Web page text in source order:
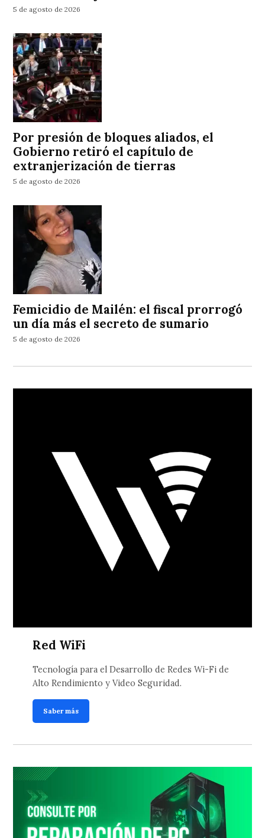
5 de agosto de 2026
Por presión de bloques aliados, el
Gobierno retiró el capítulo de
extranjerización de tierras
5 de agosto de 2026
Femicidio de Mailén: el fiscal prorrogó
un día más el secreto de sumario
5 de agosto de 2026
Red WiFi
Tecnología para el Desarrollo de Redes Wi-Fi de
Alto Rendimiento y Video Seguridad.
Saber más